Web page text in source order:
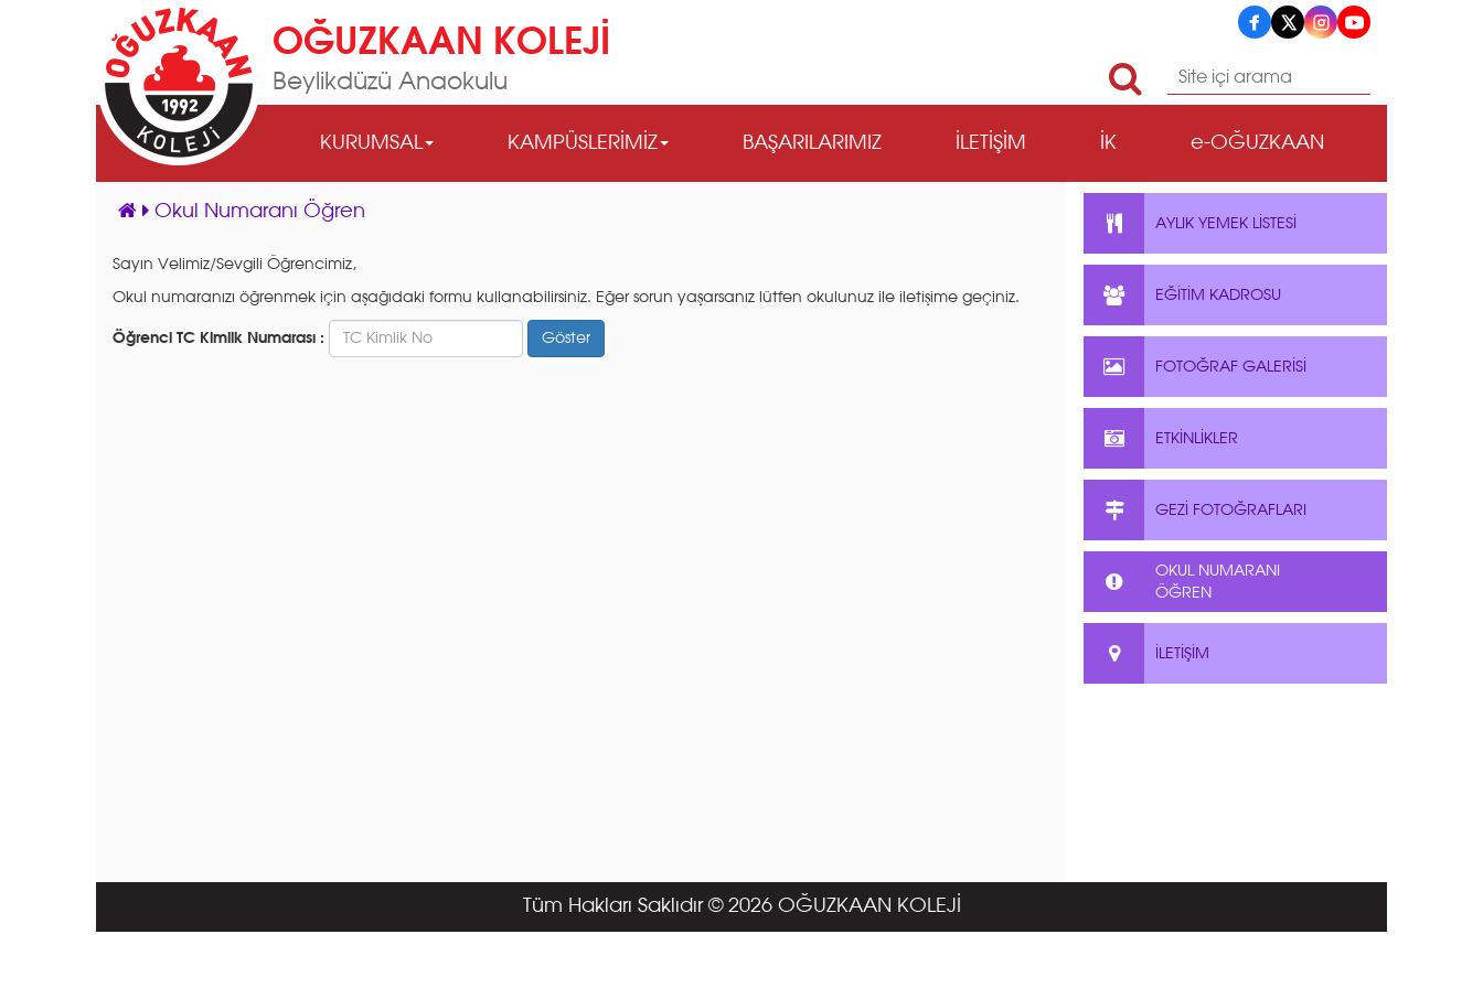
OĞUZKAAN KOLEJİ
Beylikdüzü Anaokulu
KURUMSAL KAMPÜSLERİMİZ BAŞARILARIMIZ İLETİŞİM İK e-OĞUZKAAN
Okul Numaranı Öğren
Sayın Velimiz/Sevgili Öğrencimiz,
Okul numaranızı öğrenmek için aşağıdaki formu kullanabilirsiniz. Eğer sorun yaşarsanız lütfen okulunuz ile iletişime geçiniz.
Öğrenci TC Kimlik Numarası : Göster
AYLIK YEMEK LİSTESİ
EĞİTİM KADROSU
FOTOĞRAF GALERİSİ
ETKİNLİKLER
GEZİ FOTOĞRAFLARI
OKUL NUMARANI
ÖĞREN
İLETİŞİM
Tüm Hakları Saklıdır © 2026 OĞUZKAAN KOLEJİ